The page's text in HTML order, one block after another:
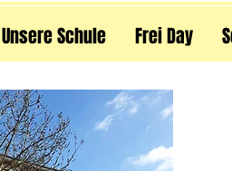
Unsere Schule Frei Day